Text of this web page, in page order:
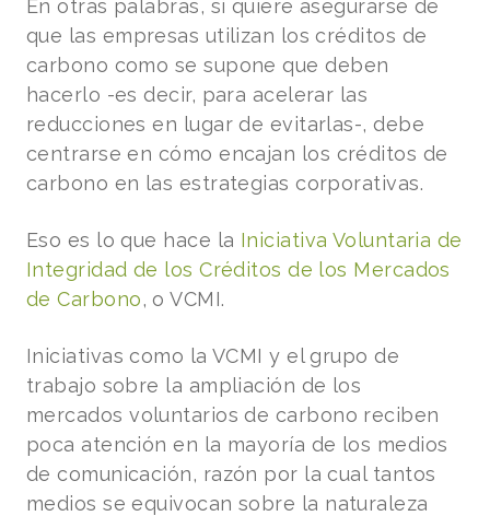
En otras palabras, si quiere asegurarse de
que las empresas utilizan los créditos de
carbono como se supone que deben
hacerlo -es decir, para acelerar las
reducciones en lugar de evitarlas-, debe
centrarse en cómo encajan los créditos de
carbono en las estrategias corporativas.
Eso es lo que hace la Iniciativa Voluntaria de
Integridad de los Créditos de los Mercados
de Carbono, o VCMI.
Iniciativas como la VCMI y el grupo de
trabajo sobre la ampliación de los
mercados voluntarios de carbono reciben
poca atención en la mayoría de los medios
de comunicación, razón por la cual tantos
medios se equivocan sobre la naturaleza